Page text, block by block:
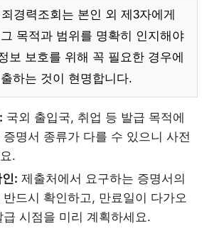
경력조회는 본인 외 제3자에게
목적과 범위를 명확히 인지해야
보 보호를 위해 꼭 필요한 경우에
하는 것이 현명합니다.
국외 출입국, 취업 등 발급 목적에
명서 종류가 다를 수 있으니 사전
.
: 제출처에서 요구하는 증명서의
드시 확인하고, 만료일이 다가오
시점을 미리 계획하세요.